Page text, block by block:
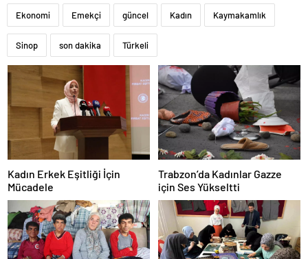
Ekonomi Emekçi güncel Kadın Kaymakamlık
Sinop son dakika Türkeli
Kadın Erkek Eşitliği İçin
Mücadele
Trabzon’da Kadınlar Gazze
için Ses Yükseltti